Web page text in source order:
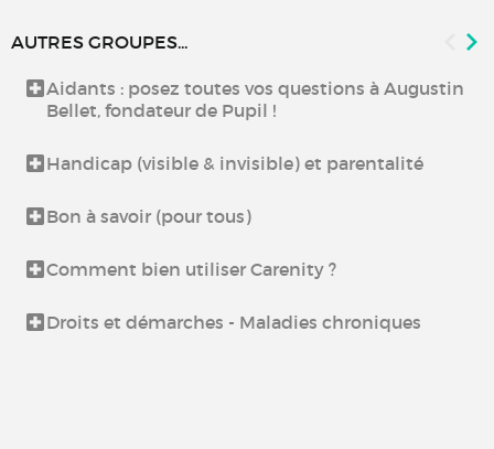
AUTRES GROUPES...
Aidants : posez toutes vos questions à Augustin
Bellet, fondateur de Pupil !
Handicap (visible & invisible) et parentalité
Bon à savoir (pour tous)
Comment bien utiliser Carenity ?
Droits et démarches - Maladies chroniques